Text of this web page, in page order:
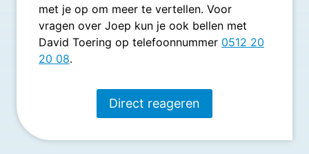
met je op om meer te vertellen. Voor
vragen over Joep kun je ook bellen met
David Toering op telefoonnummer 0512 20
20 08.
Direct reageren